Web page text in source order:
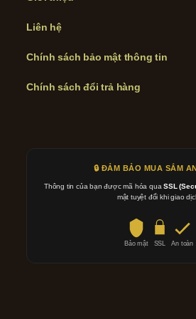
Liên hệ
Chính sách bảo mật thông tin
Chính sách đổi trả hàng
🔒 ĐẢM BẢO MUA SẮM
Thông tin của bạn được mã hóa quaSSL
mật tuyệt đối khi giao
Bảo mật SSL An toàn